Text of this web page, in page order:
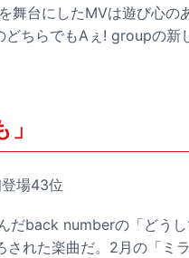
舞台にしたMVは遊び心の
ちらでもAぇ! groupの新
場43位
だback numberの「どうし
れた楽曲だ。2月の「ミ